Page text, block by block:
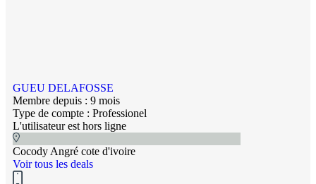
GUEU DELAFOSSE
Membre depuis : 9 mois
Type de compte : Professionel
L'utilisateur est hors ligne
Cocody Angré cote d'ivoire
Voir tous les deals